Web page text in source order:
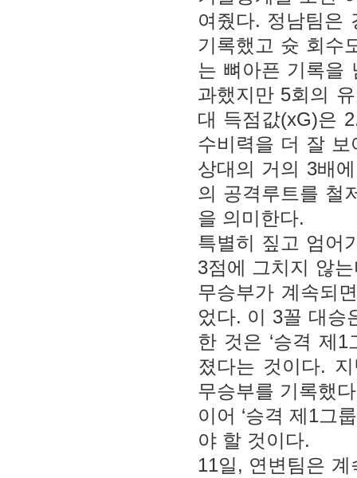
여줬다. 정남팀은
기록했고 슛 회수
는 뼈아픈 기록을
과했지만 5회의
대 득점값(xG)은
수비력을 더 잘
상대의 거의 3배
의 공격루트를 철
을 의미한다.
특별히 짚고 엄어
3점에 그치지 않
무승부가 계속되
었다. 이 3꼴 대승
한 것은 ‘승격 제
졌다는 것이다.
무승부를 기록했
이어 ‘승격 제1그
야 할 것이다.
11일, 연변팀은